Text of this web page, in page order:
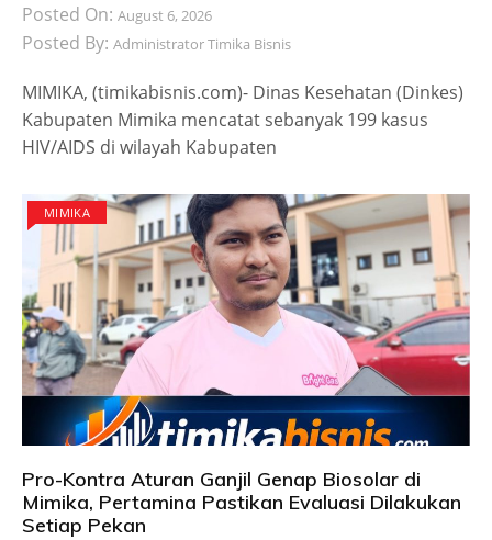
Posted On: August 6, 2026
Posted By: Administrator Timika Bisnis
MIMIKA, (timikabisnis.com)- Dinas Kesehatan (Dinkes)
Kabupaten Mimika mencatat sebanyak 199 kasus
HIV/AIDS di wilayah Kabupaten
MIMIKA
Pro-Kontra Aturan Ganjil Genap Biosolar di
Mimika, Pertamina Pastikan Evaluasi Dilakukan
Setiap Pekan